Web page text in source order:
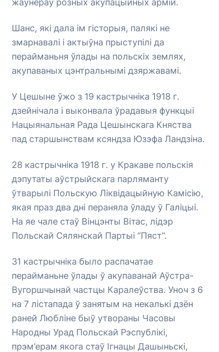
жаўнераў розных акупацыйных армій.
Шанс, які дала ім гісторыя, палякі не
змарнавалі і актыўна прыступілі да
перайманьня ўлады на польскіх землях,
акупаваных цэнтральнымі дзяржавамі.
У Цешыне ўжо з 19 кастрычніка 1918 г.
дзейнічала і выконвала ўрадавыя функцыі
Нацыянальная Рада Цешынскага Княства
пад старшынствам ксяндза Юзэфа Ландзіна.
28 кастрычніка 1918 г. у Кракаве польскія
дэпутаты аўстрыйскага парляманту
ўтварылі Польскую Ліквідацыйную Камісію,
якая праз два дні пераняла ўладу ў Галіцыі.
На яе чале стаў Вінцэнты Вітас, лідэр
Польскай Сялянскай Партыі “Пяст”.
31 кастрычніка было распачатае
перайманьне ўлады ў акупаванай Аўстра-
Вугоршчынай частцы Каралеўства. Уноч з 6
на 7 лістапада ў занятым на некалькі дзён
раней Любліне быў утвораны Часовы
Народны Урад Польскай Рэспублікі,
прэм’ерам якога стаў Ігнацы Дашыньскі,